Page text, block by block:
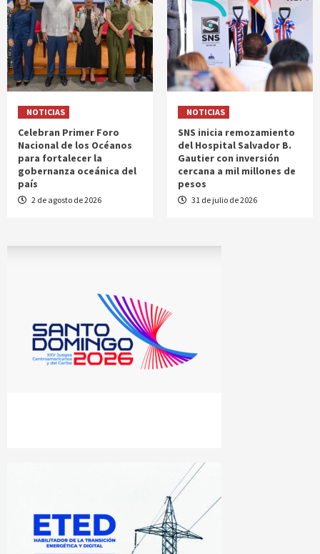
NOTICIAS
Celebran Primer Foro
Nacional de los Océanos
para fortalecer la
gobernanza oceánica del
país
2 de agosto de 2026
NOTICIAS
SNS inicia remozamiento
del Hospital Salvador B.
Gautier con inversión
cercana a mil millones de
pesos
31 de julio de 2026